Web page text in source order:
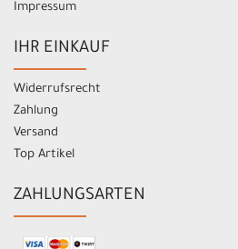
Impressum
IHR EINKAUF
Widerrufsrecht
Zahlung
Versand
Top Artikel
ZAHLUNGSARTEN